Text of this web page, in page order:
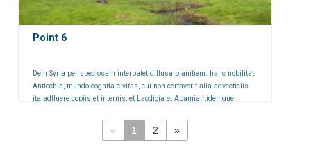
Point 6
Dein Syria per speciosam interpatet diffusa planitiem. hanc nobilitat
Antiochia, mundo cognita civitas, cui non certaverit alia advecticiis
ita adfluere copiis et internis, et Laodicia et Apamia itidemque
« 1 2 »